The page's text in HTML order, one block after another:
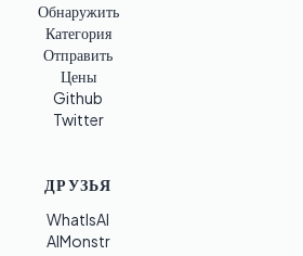
Обнаружить
Категория
Отправить
Цены
Github
Twitter
ДРУЗЬЯ
WhatIsAI
AIMonstr